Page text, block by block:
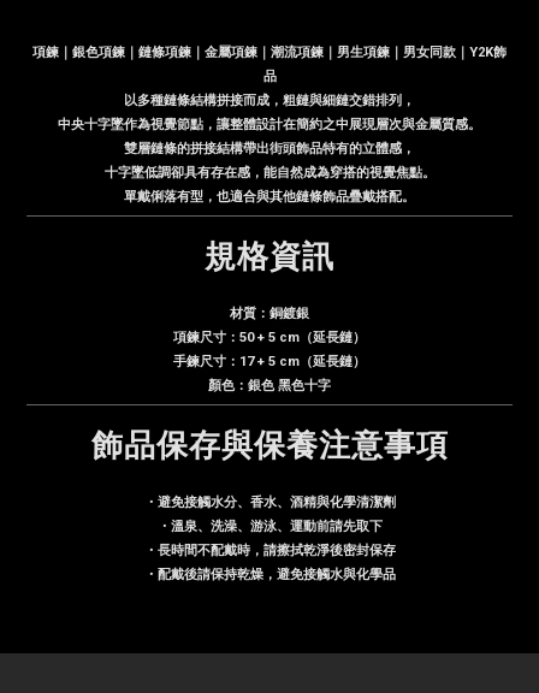
項鍊｜銀色項鍊｜鏈條項鍊｜金屬項鍊｜潮流項鍊｜男生項鍊｜男女同款｜Y2K飾
品
以多種鏈條結構拼接而成，粗鏈與細鏈交錯排列，
中央十字墜作為視覺節點，讓整體設計在簡約之中展現層次與金屬質感。
雙層鏈條的拼接結構帶出街頭飾品特有的立體感，
十字墜低調卻具有存在感，能自然成為穿搭的視覺焦點。
單戴俐落有型，也適合與其他鏈條飾品疊戴搭配。
規格資訊
材質：銅鍍銀
項鍊尺寸：50 + 5 cm（延長鏈）
手鍊尺寸：17 + 5 cm（延長鏈）
顏色：銀色 黑色十字
飾品保存與保養注意事項
・避免接觸水分、香水、酒精與化學清潔劑
・溫泉、洗澡、游泳、運動前請先取下
・長時間不配戴時，請擦拭乾淨後密封保存
・配戴後請保持乾燥，避免接觸水與化學品